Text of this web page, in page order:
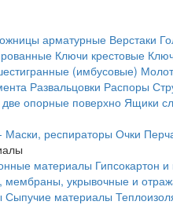
арматурные Верстаки
Ключи крестовые
(имбусовые)
Развальцовки Распоры
опорные поверхно Ящики
Маски, респираторы Очки
материалы Гипсокартон
мембраны, укрывочные и
Сыпучие материалы